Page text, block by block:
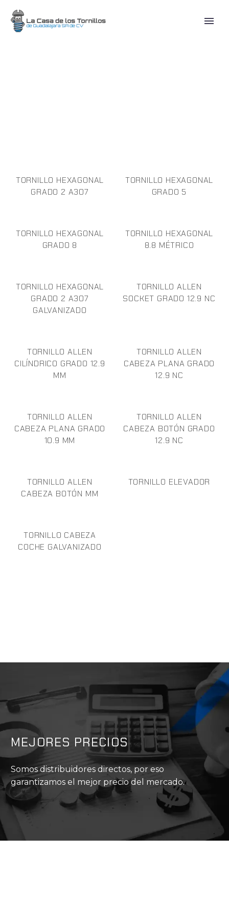
TORNILLO HEXAGONAL
GRADO 2 A307
TORNILLO HEXAGONAL
GRADO 5
TORNILLO HEXAGONAL
GRADO 8
TORNILLO HEXAGONAL
8.8 MÉTRICO
TORNILLO HEXAGONAL
GRADO 2 A307
GALVANIZADO
TORNILLO ALLEN
SOCKET GRADO 12.9 NC
TORNILLO ALLEN
CILÍNDRICO GRADO 12.9
MM
TORNILLO ALLEN
CABEZA PLANA GRADO
12.9 NC
TORNILLO ALLEN
CABEZA PLANA GRADO
10.9 MM
TORNILLO ALLEN
CABEZA BOTÓN GRADO
12.9 NC
TORNILLO ALLEN
CABEZA BOTÓN MM
TORNILLO ELEVADOR
TORNILLO CABEZA
COCHE GALVANIZADO
MEJORES PRECIOS
Somos distribuidores directos, por eso
garantizamos el mejor precio del mercado.